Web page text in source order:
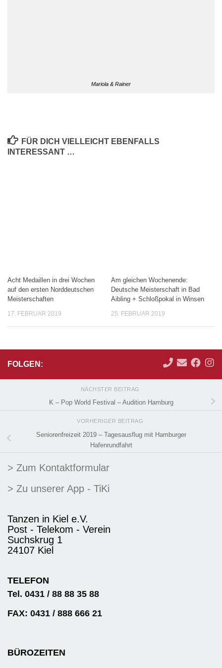
Mariola & Rainer
FÜR DICH VIELLEICHT EBENFALLS
INTERESSANT …
Acht Medaillen in drei Wochen
auf den ersten Norddeutschen
Meisterschaften
17. FEBRUAR 2019
Am gleichen Wochenende:
Deutsche Meisterschaft in Bad
Aibling + Schloßpokal in Winsen
25. FEBRUAR 2019
FOLGEN:
NÄCHSTER BEITRAG
K – Pop World Festival – Audition Hamburg
VORHERIGER BEITRAG
Seniorenfreizeit 2019 – Tagesausflug mit Hamburger
Hafenrundfahrt
> Zum Kontaktformular
> Zu unserer App - TiKi
Tanzen in Kiel e.V.
Post - Telekom - Verein
Suchskrug 1
24107 Kiel
TELEFON
Tel. 0431 / 88 88 35 88
FAX: 0431 / 888 666 21
BÜROZEITEN